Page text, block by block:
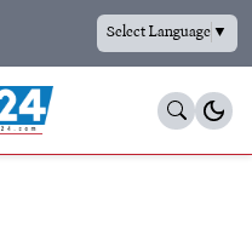
Select Language▼